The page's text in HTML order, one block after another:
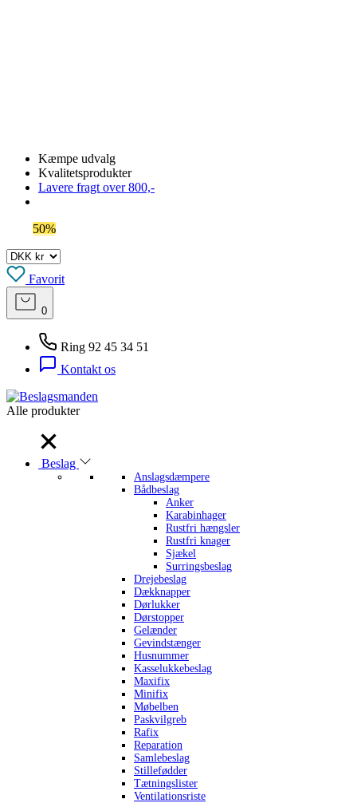
Kæmpe udvalg
Kvalitetsprodukter
Lavere fragt over 800,-
50%
Favorit
0
Ring 92 45 34 51
Kontakt os
Alle produkter
Beslag
Anslagsdæmpere
Bådbeslag
Anker
Karabinhager
Rustfri hængsler
Rustfri knager
Sjækel
Surringsbeslag
Drejebeslag
Dækknapper
Dørlukker
Dørstopper
Gelænder
Gevindstænger
Husnummer
Kasselukkebeslag
Maxifix
Minifix
Møbelben
Paskvilgreb
Rafix
Reparation
Samlebeslag
Stillefødder
Tætningslister
Ventilationsriste